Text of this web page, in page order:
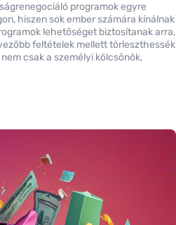
programok egyre
hiszen sok ember számára kínálnak
lehetőséget biztosítanak arra,
feltételek mellett törleszthessék
csak a személyi kölcsönök,